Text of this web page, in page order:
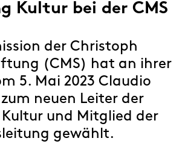
Kultur bei der CMS
der Christoph
(CMS) hat an ihrer
5. Mai 2023 Claudio
neuen Leiter der
und Mitglied der
gewählt.